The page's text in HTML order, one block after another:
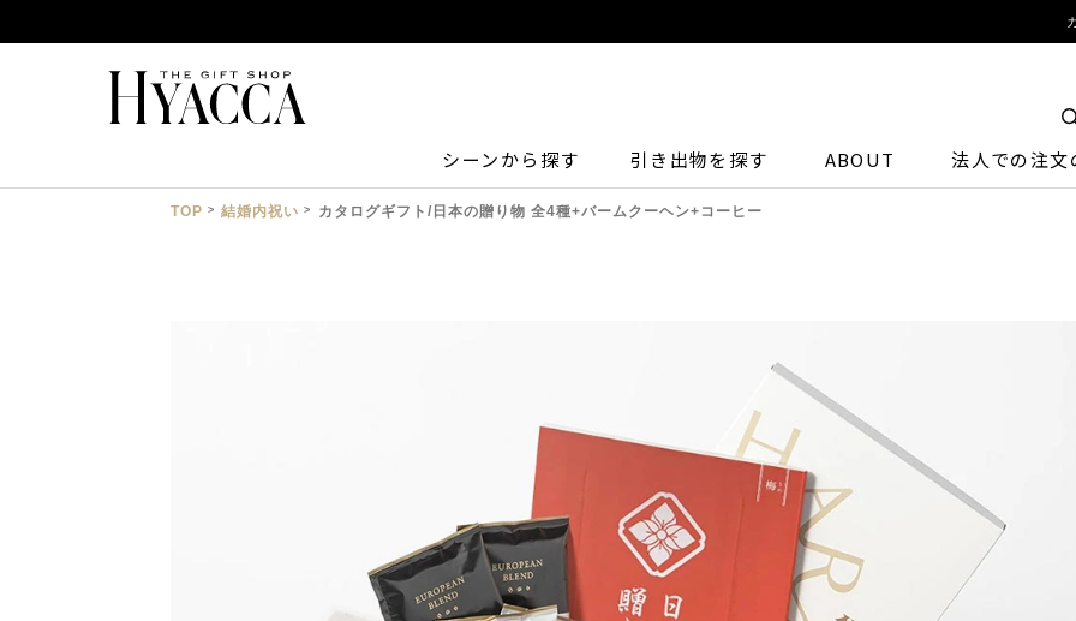
シーンから探す 引き出物を探す ABOUT 法人での注文
TOP 結婚内祝い カタログギフト/日本の贈り物 全4種+バームクーヘン+コーヒー